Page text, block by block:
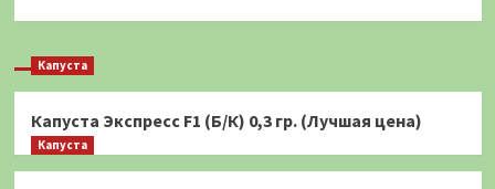
Капуста
Капуста Экспресс F1 (Б/К) 0,3 гр. (Лучшая цена)
Капуста